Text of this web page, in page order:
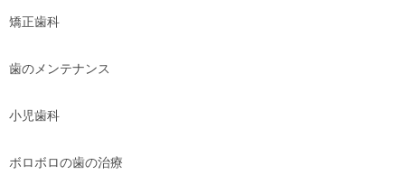
矯正歯科
歯のメンテナンス
小児歯科
ボロボロの歯の治療